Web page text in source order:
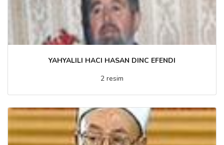
YAHYALILI HACI HASAN DINC EFENDI
2 resim